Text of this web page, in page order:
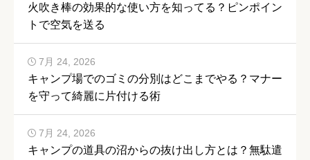
火吹き棒の効果的な使い方を知ってる？ピンポイン
トで空気を送る
キャンプ場でのゴミの分別はどこまでやる？マナー
を守って綺麗に片付ける術
7月 24, 2026
キャンプの道具の沼からの抜け出し方とは？無駄遣
7月 24, 2026